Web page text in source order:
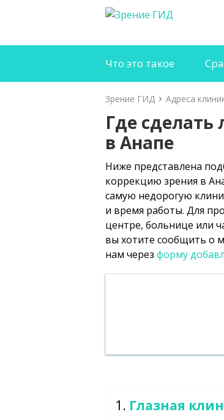
Что это такое
Зрение ГИД Адреса
Где
в Анапе
Ниже представлена
коррекцию зрения в
самую недорогую
и время работы. Для
центре, больнице или
вы хотите сообщить о
нам через форму
1. Глазная